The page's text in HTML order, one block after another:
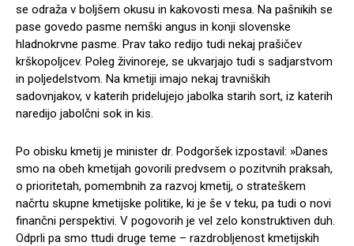
se odraža v boljšem okusu in kakovosti mesa. Na pašnikih se
pase govedo pasme nemški angus in konji slovenske
hladnokrvne pasme. Prav tako redijo tudi nekaj prašičev
krškopoljcev. Poleg živinoreje, se ukvarjajo tudi s sadjarstvom
in poljedelstvom. Na kmetiji imajo nekaj travniških
sadovnjakov, v katerih pridelujejo jabolka starih sort, iz katerih
naredijo jabolčni sok in kis.
Po obisku kmetij je minister dr. Podgoršek izpostavil: »Danes
smo na obeh kmetijah govorili predvsem o pozitvnih praksah,
o prioritetah, pomembnih za razvoj kmetij, o strateškem
načrtu skupne kmetijske politike, ki je še v teku, pa tudi o novi
finančni perspektivi. V pogovorih je vel zelo konstruktiven duh.
Odprli pa smo ttudi druge teme – razdrobljenost kmetijskih